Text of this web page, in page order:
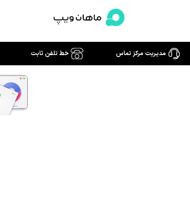
محتوا
مدیریت مرکز تماس خط تلفن ثابت